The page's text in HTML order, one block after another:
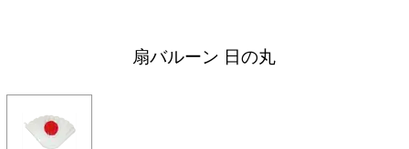
扇バルーン 日の丸